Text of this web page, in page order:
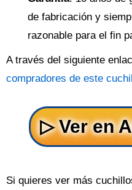
de fabricación y
razonable para el fin
A través del siguiente
compradores de este
Si quieres ver más